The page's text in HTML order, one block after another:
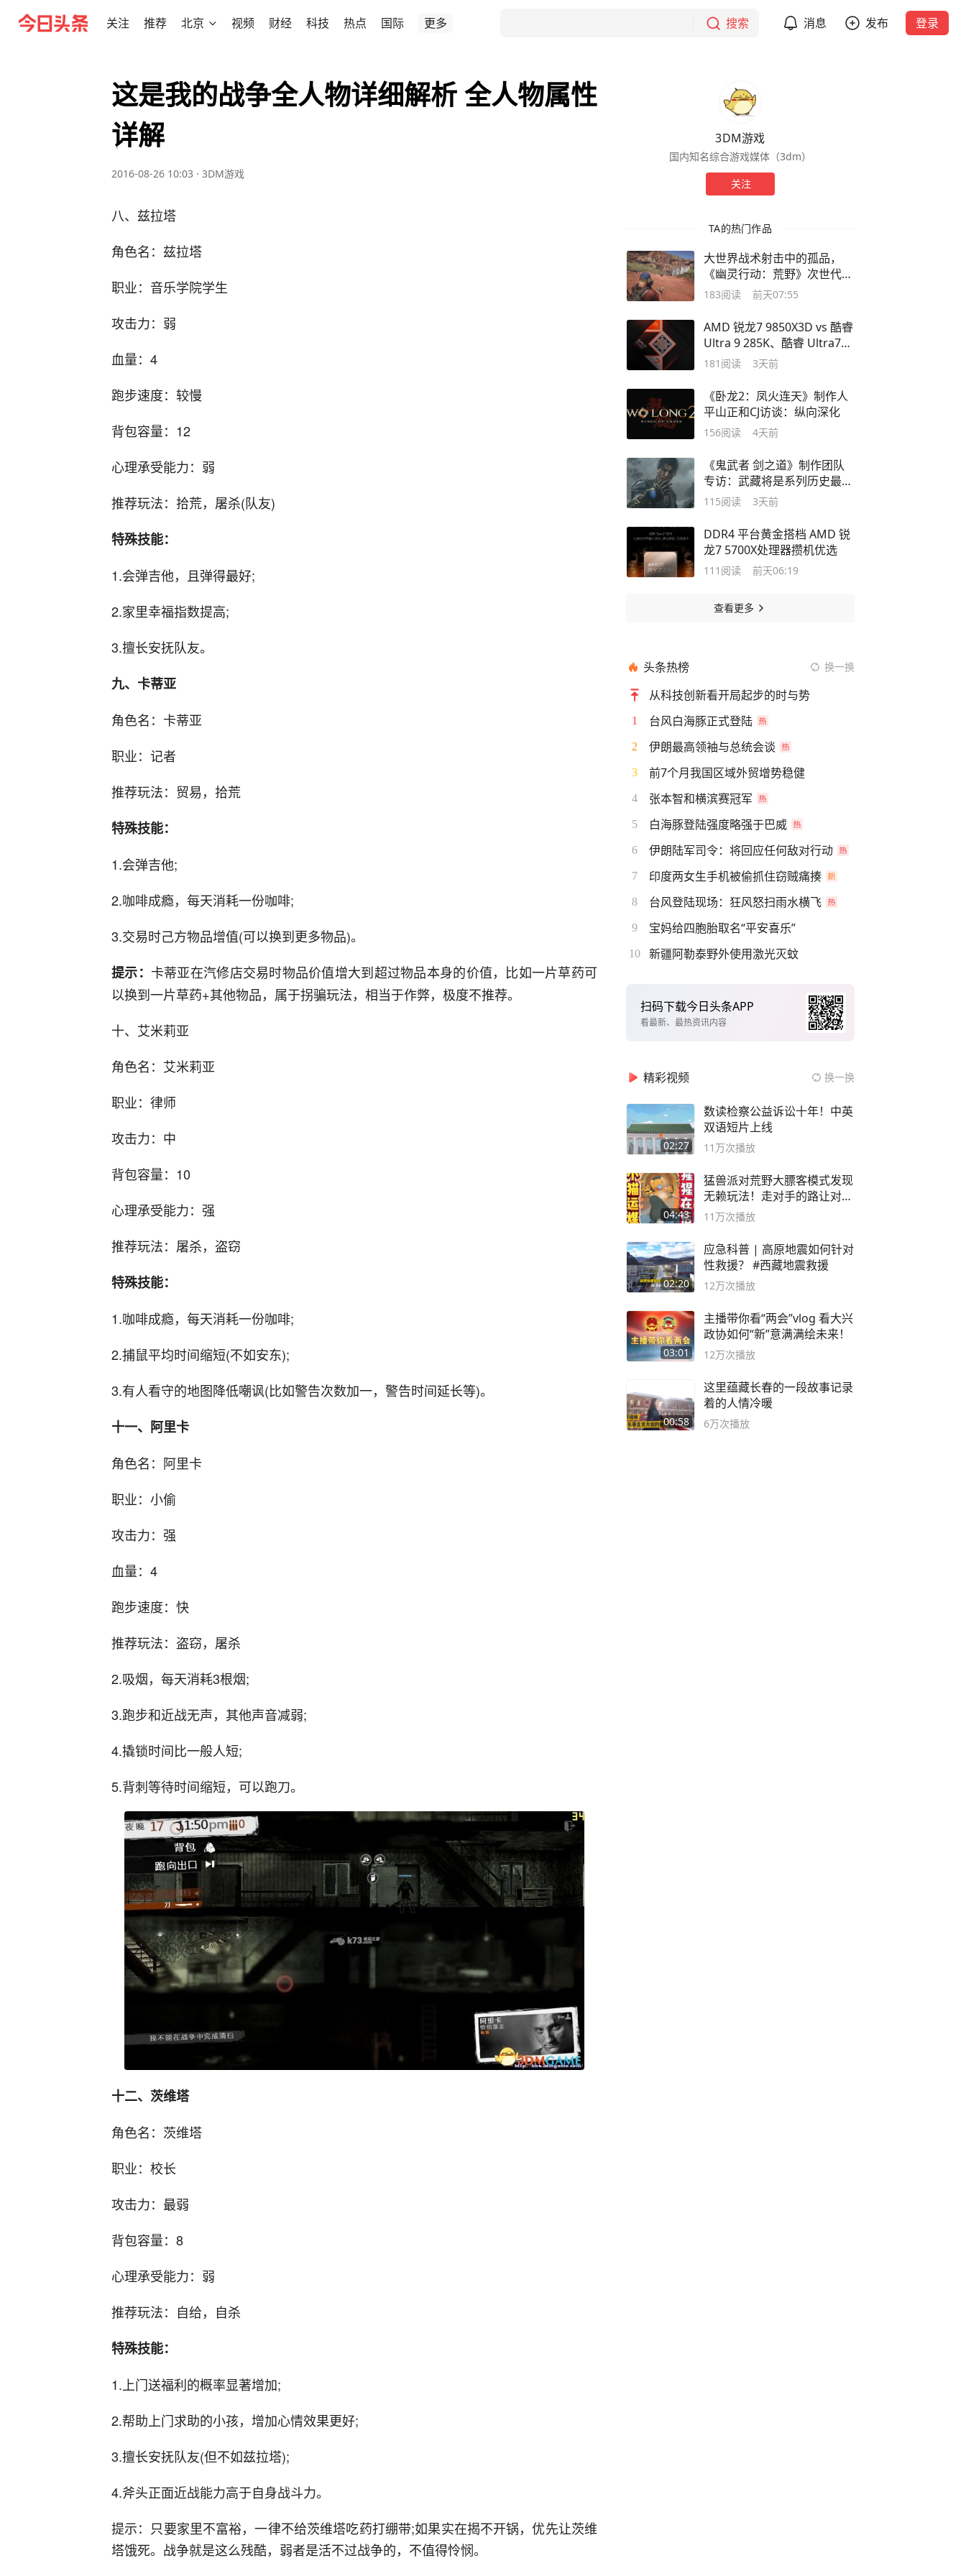
关注 推荐 北京 视频 财经 科技 热点 国际 更多 搜索 消息 发布 登录
这是我的战争全人物详细解析 全人物属性
详解
2016-08-26 10:03 · 3DM游戏
八、兹拉塔
角色名：兹拉塔
职业：音乐学院学生
攻击力：弱
血量：4
跑步速度：较慢
背包容量：12
心理承受能力：弱
推荐玩法：拾荒，屠杀(队友)
特殊技能：
1.会弹吉他，且弹得最好;
2.家里幸福指数提高;
3.擅长安抚队友。
九、卡蒂亚
角色名：卡蒂亚
职业：记者
推荐玩法：贸易，拾荒
特殊技能：
1.会弹吉他;
2.咖啡成瘾，每天消耗一份咖啡;
3.交易时己方物品增值(可以换到更多物品)。
提示： 卡蒂亚在汽修店交易时物品价值增大到超过物品本身的价值，比如一片草药可
以换到一片草药+其他物品，属于拐骗玩法，相当于作弊，极度不推荐。
十、艾米莉亚
角色名：艾米莉亚
职业：律师
攻击力：中
背包容量：10
心理承受能力：强
推荐玩法：屠杀，盗窃
特殊技能：
1.咖啡成瘾，每天消耗一份咖啡;
2.捕鼠平均时间缩短(不如安东);
3.有人看守的地图降低嘲讽(比如警告次数加一，警告时间延长等)。
十一、阿里卡
角色名：阿里卡
职业：小偷
攻击力：强
血量：4
跑步速度：快
推荐玩法：盗窃，屠杀
2.吸烟，每天消耗3根烟;
3.跑步和近战无声，其他声音减弱;
4.撬锁时间比一般人短;
5.背刺等待时间缩短，可以跑刀。
十二、茨维塔
角色名：茨维塔
职业：校长
攻击力：最弱
背包容量：8
心理承受能力：弱
推荐玩法：自给，自杀
特殊技能：
1.上门送福利的概率显著增加;
2.帮助上门求助的小孩，增加心情效果更好;
3.擅长安抚队友(但不如兹拉塔);
4.斧头正面近战能力高于自身战斗力。
提示：只要家里不富裕，一律不给茨维塔吃药打绷带;如果实在揭不开锅，优先让茨维
塔饿死。战争就是这么残酷，弱者是活不过战争的，不值得怜悯。
3DM游戏
国内知名综合游戏媒体（3dm）
关注
TA的热门作品
大世界战术射击中的孤品，
《幽灵行动：荒野》次世代体
验报告
183阅读 前天07:55
AMD 锐龙7 9850X3D vs 酷睿
Ultra 9 285K、酷睿 Ultra7
270K
181 阅读 3天前
《卧龙2：凤火连天》制作人
平山正和CJ访谈：纵向深化
156阅读 4天前
《鬼武者 剑之道》制作团队
专访：武藏将是系列历史最出
色的主角
115阅读 3天前
DDR4 平台黄金搭档 AMD 锐
龙7 5700X处理器攒机优选
111 阅读 前天06:19
查看更多
头条热榜 换一换
从科技创新看开局起步的时与势
1 台风白海豚正式登陆
2 伊朗最高领袖与总统会谈
3 前7个月我国区域外贸增势稳健
4 张本智和横滨赛冠军
5 白海豚登陆强度略强于巴威
6 伊朗陆军司令：将回应任何敌对行动
7 印度两女生手机被偷抓住窃贼痛揍
8 台风登陆现场：狂风怒扫雨水横飞
9 宝妈给四胞胎取名“平安喜乐”
10 新疆阿勒泰野外使用激光灭蚊
扫码下载今日头条APP
看最新、最热资讯内容
精彩视频 换一换
02:27
数读检察公益诉讼十年！中英
双语短片上线
11万次播放
04:43
猛兽派对荒野大膘客模式发现
无赖玩法！走对手的路让对手
无路可走
11万次播放
02:20
应急科普 | 高原地震如何针对
性救援？ #西藏地震救援
12万次播放
03:01
主播带你看“两会”vlog 看大兴
政协如何“新”意满满绘未来！
12万次播放
00:58
这里蕴藏长春的一段故事记录
着的人情冷暖
6万次播放